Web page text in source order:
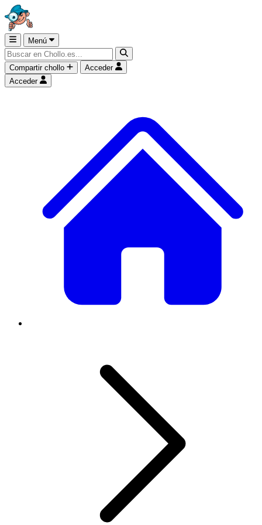
Menú
Compartir chollo
Acceder
Acceder